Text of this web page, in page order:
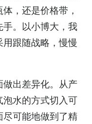
，还是价格带，
。以小博大，我
跟随战略，慢慢
出差异化。从产
水的方式切入可
可能地做到了精